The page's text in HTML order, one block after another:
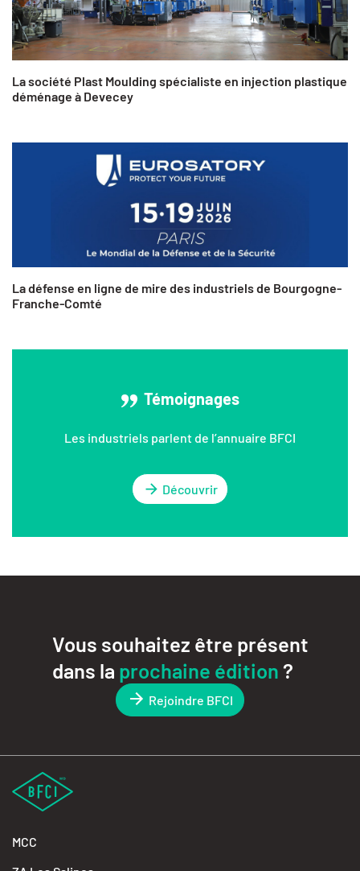
La société Plast Moulding spécialiste en injection plastique
déménage à Devecey
La défense en ligne de mire des industriels de Bourgogne-
Franche-Comté
Témoignages
Les industriels parlent de l’annuaire BFCI
Découvrir
Vous souhaitez être présent
dans la prochaine édition?
Rejoindre BFCI
MCC